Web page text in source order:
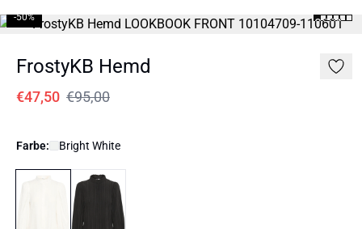
-50%
FrostyKB Hemd
€47,50 €95,00
Farbe: Bright White